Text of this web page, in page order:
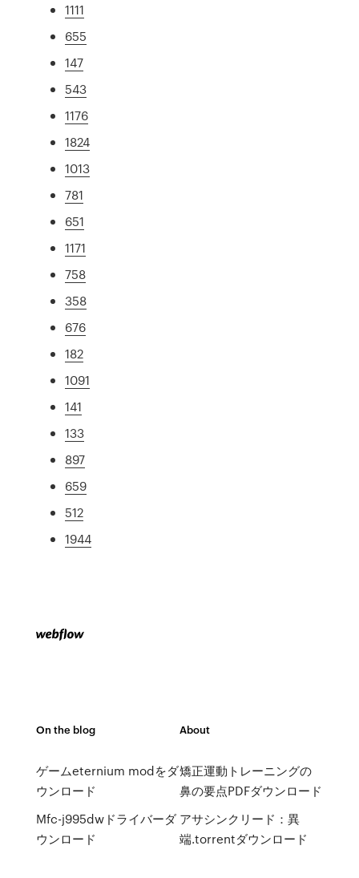
1111
655
147
543
1176
1824
1013
781
651
1171
758
358
676
182
1091
141
133
897
659
512
1944
On the blog
ゲームeternium modをダ
ウンロード
Mfc-j995dwドライバーダ
ウンロード
About
矯正運動トレーニングの
鼻の要点PDFダウンロード
アサシンクリード：異
端.torrentダウンロード